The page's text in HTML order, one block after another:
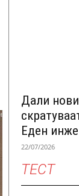
Дали
Еден
22/07/2026
ТЕСТ